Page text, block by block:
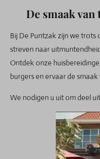
De smaak
Bij De Puntzak zijn we trots
streven naar
Ontdek onze
burgers en ervaar de
We nodigen u uit om deel